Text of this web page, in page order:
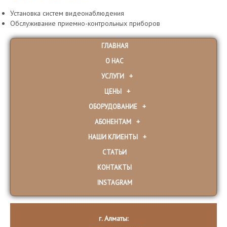
Установка систем видеонаблюдения
Обслуживание приемно-контрольных приборов
ГЛАВНАЯ
О НАС
УСЛУГИ
ЦЕНЫ
ОБОРУДОВАНИЕ
АБОНЕНТАМ
НАШИ КЛИЕНТЫ
СТАТЬИ
КОНТАКТЫ
INSTAGRAM
г. Алматы: